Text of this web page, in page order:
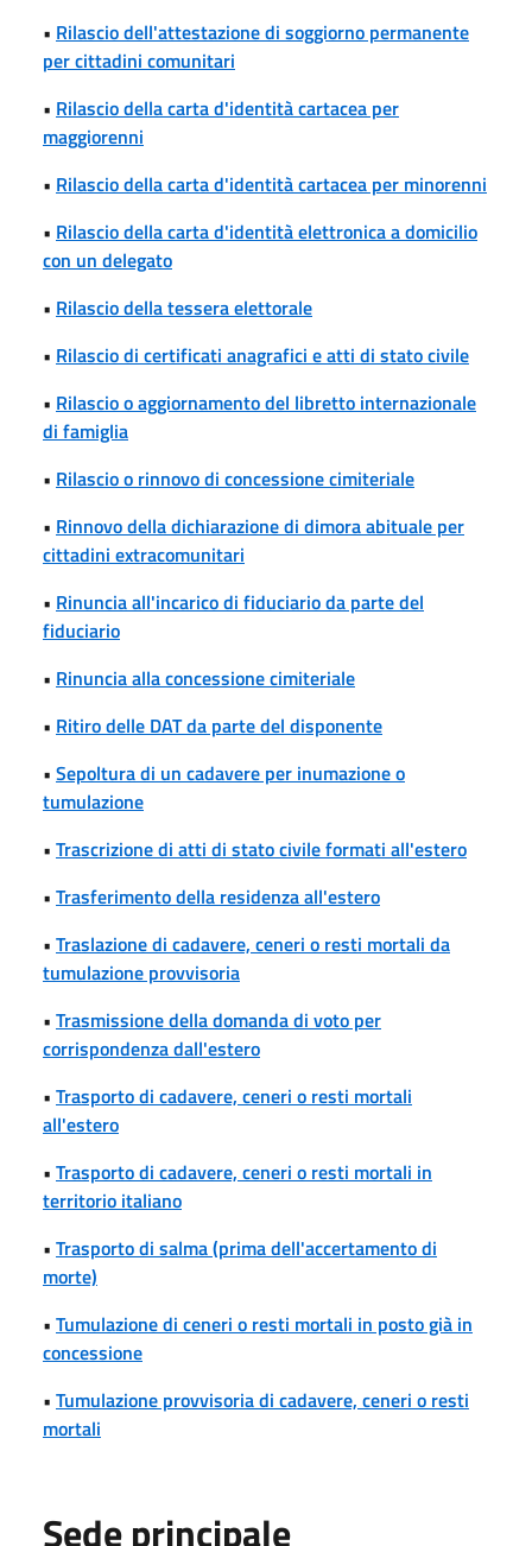
• Rilascio dell'attestazione di soggiorno permanente
per cittadini comunitari
• Rilascio della carta d'identità cartacea per
maggiorenni
• Rilascio della carta d'identità cartacea per minorenni
• Rilascio della carta d'identità elettronica a domicilio
con un delegato
• Rilascio della tessera elettorale
• Rilascio di certificati anagrafici e atti di stato civile
• Rilascio o aggiornamento del libretto internazionale
di famiglia
• Rilascio o rinnovo di concessione cimiteriale
• Rinnovo della dichiarazione di dimora abituale per
cittadini extracomunitari
• Rinuncia all'incarico di fiduciario da parte del
fiduciario
• Rinuncia alla concessione cimiteriale
• Ritiro delle DAT da parte del disponente
• Sepoltura di un cadavere per inumazione o
tumulazione
• Trascrizione di atti di stato civile formati all'estero
• Trasferimento della residenza all'estero
• Traslazione di cadavere, ceneri o resti mortali da
tumulazione provvisoria
• Trasmissione della domanda di voto per
corrispondenza dall'estero
• Trasporto di cadavere, ceneri o resti mortali
all'estero
• Trasporto di cadavere, ceneri o resti mortali in
territorio italiano
• Trasporto di salma (prima dell'accertamento di
morte)
• Tumulazione di ceneri o resti mortali in posto già in
concessione
• Tumulazione provvisoria di cadavere, ceneri o resti
mortali
Sede principale